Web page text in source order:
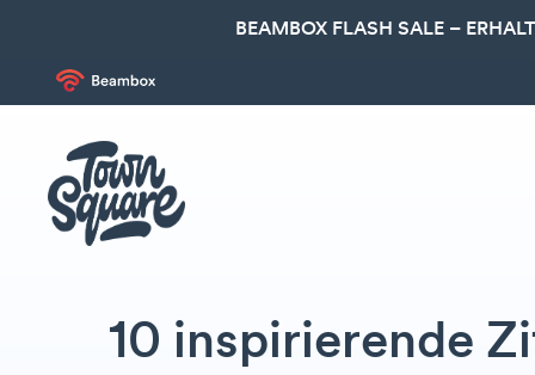
BEAMBOX FLASH SALE –
10 inspirierende